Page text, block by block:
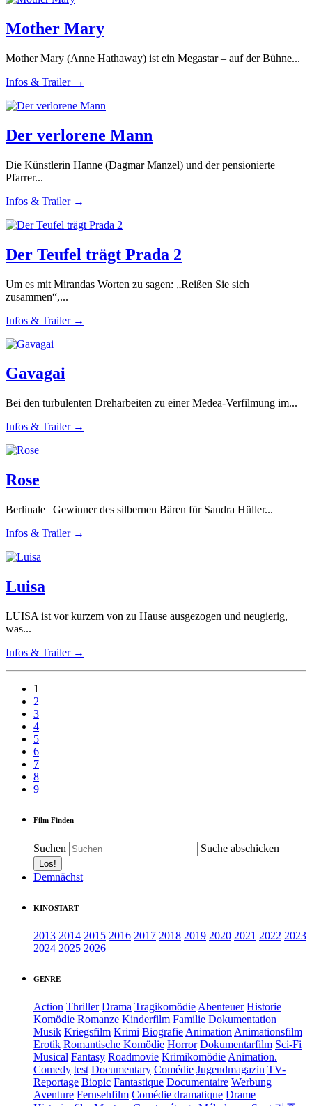
Mother Mary
Mother Mary (Anne Hathaway) ist ein Megastar – auf der Bühne...
Infos & Trailer →
Der verlorene Mann
Die Künstlerin Hanne (Dagmar Manzel) und der pensionierte
Pfarrer...
Infos & Trailer →
Der Teufel trägt Prada 2
Um es mit Mirandas Worten zu sagen: „Reißen Sie sich
zusammen“,...
Infos & Trailer →
Gavagai
Bei den turbulenten Dreharbeiten zu einer Medea-Verfilmung im...
Infos & Trailer →
Rose
Berlinale | Gewinner des silbernen Bären für Sandra Hüller...
Infos & Trailer →
Luisa
LUISA ist vor kurzem von zu Hause ausgezogen und neugierig,
was...
Infos & Trailer →
1
2
3
4
5
6
7
8
9
Film Finden
Suchen Suche abschicken
Demnächst
KINOSTART
2013 2014 2015 2016 2017 2018 2019 2020 2021 2022 2023
2024 2025 2026
GENRE
Action Thriller Drama Tragikomödie Abenteuer Historie
Komödie Romanze Kinderfilm Familie Dokumentation
Musik Kriegsfilm Krimi Biografie Animation Animationsfilm
Erotik Romantische Komödie Horror Dokumentarfilm Sci-Fi
Musical Fantasy Roadmovie Krimikomödie Animation.
Comedy test Documentary Comédie Jugendmagazin TV-
Reportage Biopic Fantastique Documentaire Werbung
Aventure Fernsehfilm Comédie dramatique Drame